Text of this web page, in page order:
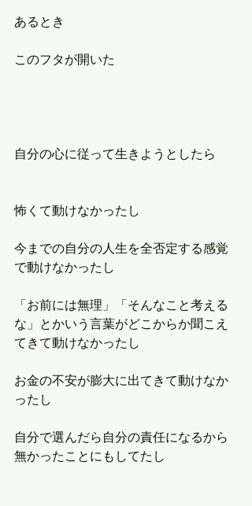
あるとき
このフタが開いた
自分の心に従って生きようとしたら
怖くて動けなかったし
今までの自分の人生を全否定する感覚
で動けなかったし
「お前には無理」「そんなこと考える
な」とかいう言葉がどこからか聞こえ
てきて動けなかったし
お金の不安が膨大に出てきて動けなか
ったし
自分で選んだら自分の責任になるから
無かったことにもしてたし